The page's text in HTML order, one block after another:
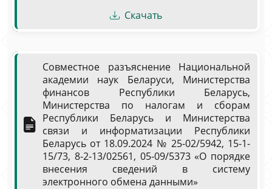
Скачать
Совместное разъяснение Национальной
академии наук Беларуси, Министерства
финансов Республики Беларусь,
Министерства по налогам и сборам
Республики Беларусь и Министерства
связи и информатизации Республики
Беларусь от 18.09.2024 № 25-02/5942, 15-1-
15/73, 8-2-13/02561, 05-09/5373 «О порядке
внесения сведений в систему
электронного обмена данными»